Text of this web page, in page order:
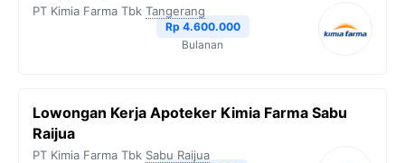
PT Kimia Farma Tbk Tangerang
Rp 4.600.000
Bulanan
Lowongan Kerja Apoteker Kimia Farma Sabu
Raijua
PT Kimia Farma Tbk Sabu Raijua